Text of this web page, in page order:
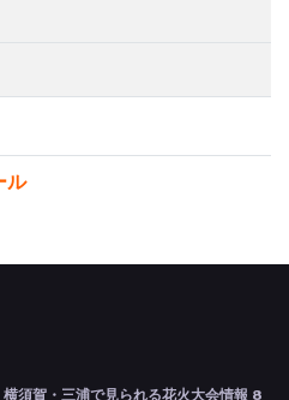
ル
横須賀・三浦で見られる花火大会情報 8